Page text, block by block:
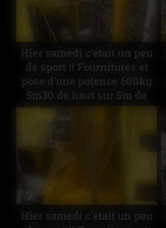
Hier samedi c’était un peu
de sport !! Fournitures et
pose d’une potence 600kg
5m30 de haut sur 5m de
portée 😅 #industrie
Hier samedi c’était un peu